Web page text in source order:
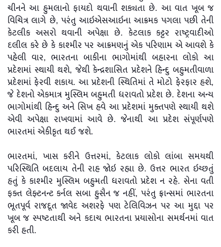
ચીનને આ હુમલાનો ફાયદો થવાની શક્યતા છે. આ વાત ખૂબ જ
વિચિત્ર લાગે છે, પરંતુ આઇએસઆઇના આક્રમક પગલા પછી તેની
કેટલીક અસરો થવાની અપેક્ષા છે. કેટલાક કટ્ટર રાષ્ટ્રવાદીઓ
દલીલ કરે છે કે કાશ્મીર પર આક્રમણનું એક પરિણામ એ આવશે કે
પહેલી વાર, ભારતના બાકીના ભાગોમાંથી બહારના લોકો આ
પ્રદેશમાં સ્થાયી થશે, જેથી કેન્દ્રશાસિત પ્રદેશને હિન્દુ બહુમતીવાળા
પ્રદેશમાં ફેરવી શકાય. આ પ્રદેશની સ્થિતિમાં તે મોટો ફેરફાર હશે,
જે દેશનો એકમાત્ર મુસ્લિમ બહુમતી ધરાવતો પ્રદેશ છે. દેશના અન્ય
ભાગોમાંથી હિન્દુ અને સિખ હવે આ પ્રદેશમાં મુક્તપણે સ્થાયી થશે
એવી અપેક્ષા રાખવામાં આવે છે. જેનાથી આ પ્રદેશ સંપૂર્ણપણે
ભારતમાં એકીકૃત થઈ જશે.
ભારતમાં, ખાસ કરીને ઉત્તરમાં, કેટલાક લોકો લાંબા સમયથી
પરિસ્થિતિ બદલાય તેની રાહ જોઇ રહ્યા છે. ઉત્તર ભારત ઇચ્છતું
હતું કે કાશ્મીર મુસ્લિમ બહુમતી ધરાવતો પ્રદેશ ન રહે. સેના વતી
ફક્ત લેફ્ટનન્ટ કર્નલ સબા હુસૈન જ નહીં, પરંતુ ફ્રાન્સમાં ભારતના
ભૂતપૂર્વ રાજદૂત જાવેદ અશરફે પણ ટેલિવિઝન પર આ મુદ્દા પર
ખૂબ જ સ્પષ્ટતાથી અને કદાચ ભારતના પ્રયાસોના સમર્થનમાં વાત
કરી હતી.